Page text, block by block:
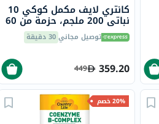
كانتري لايف مكمل كوكي 10
نباتي 200 ملجم، حزمة من 60
توصيل مجاني30 دقيقة
359.20
449
20% خصم